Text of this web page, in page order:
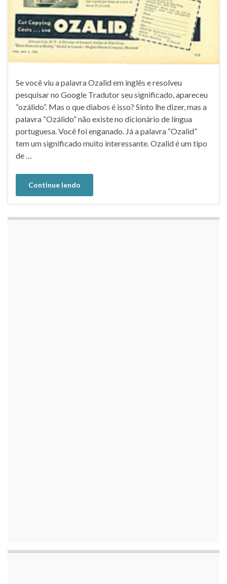
Se você viu a palavra Ozalid em inglês e resolveu
pesquisar no Google Tradutor seu significado, apareceu
“ozálido”. Mas o que diabos é isso? Sinto lhe dizer, mas a
palavra “Ozálido” não existe no dicionário de língua
portuguesa. Você foi enganado. Já a palavra “Ozalid”
tem um significado muito interessante. Ozalid é um tipo
de …
Continue lendo